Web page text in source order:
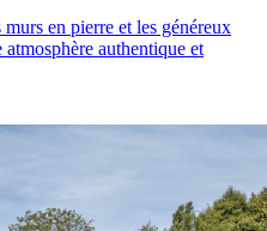
en pierre et les généreux
authentique et